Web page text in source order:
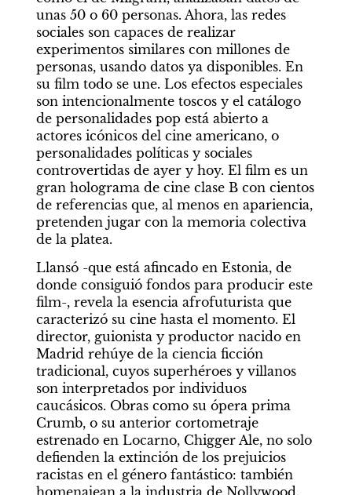
unas 50 o 60 personas. Ahora, las redes
sociales son capaces de realizar
experimentos similares con millones de
personas, usando datos ya disponibles. En
su film todo se une. Los efectos especiales
son intencionalmente toscos y el catálogo
de personalidades pop está abierto a
actores icónicos del cine americano, o
personalidades políticas y sociales
controvertidas de ayer y hoy. El film es un
gran holograma de cine clase B con cientos
de referencias que, al menos en apariencia,
pretenden jugar con la memoria colectiva
de la platea.
Llansó -que está afincado en Estonia, de
donde consiguió fondos para producir este
film-, revela la esencia afrofuturista que
caracterizó su cine hasta el momento. El
director, guionista y productor nacido en
Madrid rehúye de la ciencia ficción
tradicional, cuyos superhéroes y villanos
son interpretados por individuos
caucásicos. Obras como su ópera prima
Crumb, o su anterior cortometraje
estrenado en Locarno, Chigger Ale, no solo
defienden la extinción de los prejuicios
racistas en el género fantástico: también
homenajean a la industria de Nollywood.